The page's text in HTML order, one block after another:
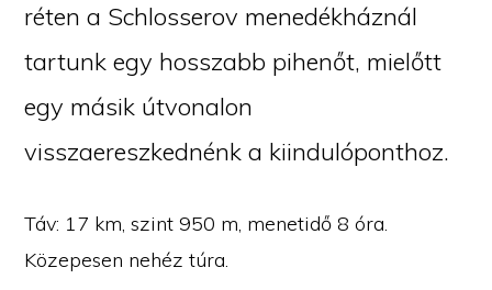
réten a Schlosserov menedékháznál
tartunk egy hosszabb pihenőt, mielőtt
egy másik útvonalon
visszaereszkednénk a kiindulóponthoz.
Táv: 17 km, szint 950 m, menetidő 8 óra.
Közepesen nehéz túra.